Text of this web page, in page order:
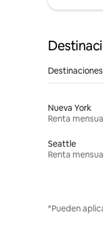
Nueva York
Seattle
*Pueden